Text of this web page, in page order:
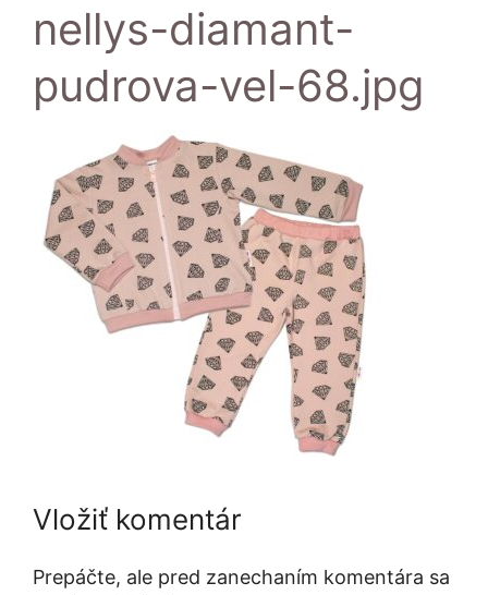
nellys-diamant-
pudrova-vel-68.jpg
Vložiť komentár
Prepáčte, ale pred zanechaním komentára sa